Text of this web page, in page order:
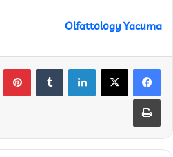
Olfattology Yacuma
لینکدین
چاپ